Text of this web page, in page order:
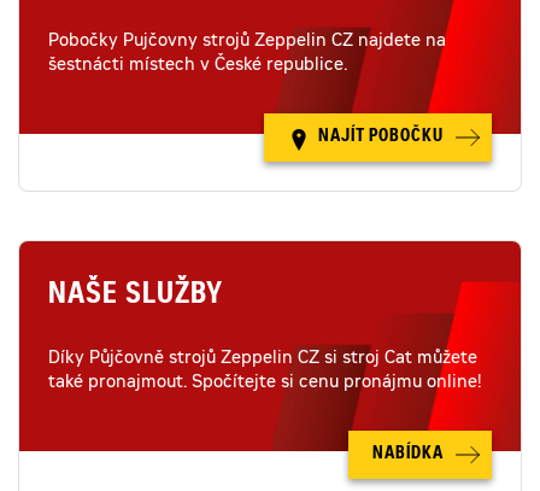
Pobočky Pujčovny strojů Zeppelin CZ najdete na
šestnácti místech v České republice.
NAJÍT POBOČKU
NAŠE SLUŽBY
Díky Půjčovně strojů Zeppelin CZ si stroj Cat můžete
také pronajmout. Spočítejte si cenu pronájmu online!
NABÍDKA